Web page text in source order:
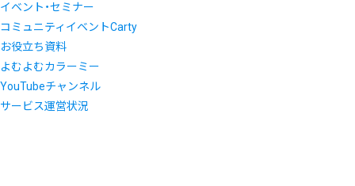
イベント・セミナー
コミュニティイベントCarty
お役立ち資料
よむよむカラーミー
YouTubeチャンネル
サービス運営状況